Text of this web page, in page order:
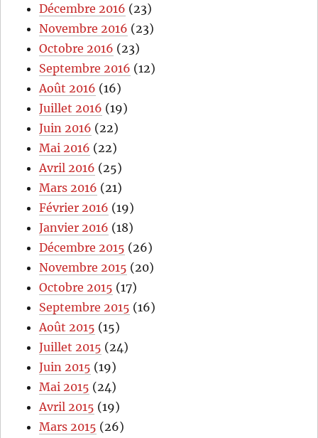
Décembre 2016 (23)
Novembre 2016 (23)
Octobre 2016 (23)
Septembre 2016 (12)
Août 2016 (16)
Juillet 2016 (19)
Juin 2016 (22)
Mai 2016 (22)
Avril 2016 (25)
Mars 2016 (21)
Février 2016 (19)
Janvier 2016 (18)
Décembre 2015 (26)
Novembre 2015 (20)
Octobre 2015 (17)
Septembre 2015 (16)
Août 2015 (15)
Juillet 2015 (24)
Juin 2015 (19)
Mai 2015 (24)
Avril 2015 (19)
Mars 2015 (26)